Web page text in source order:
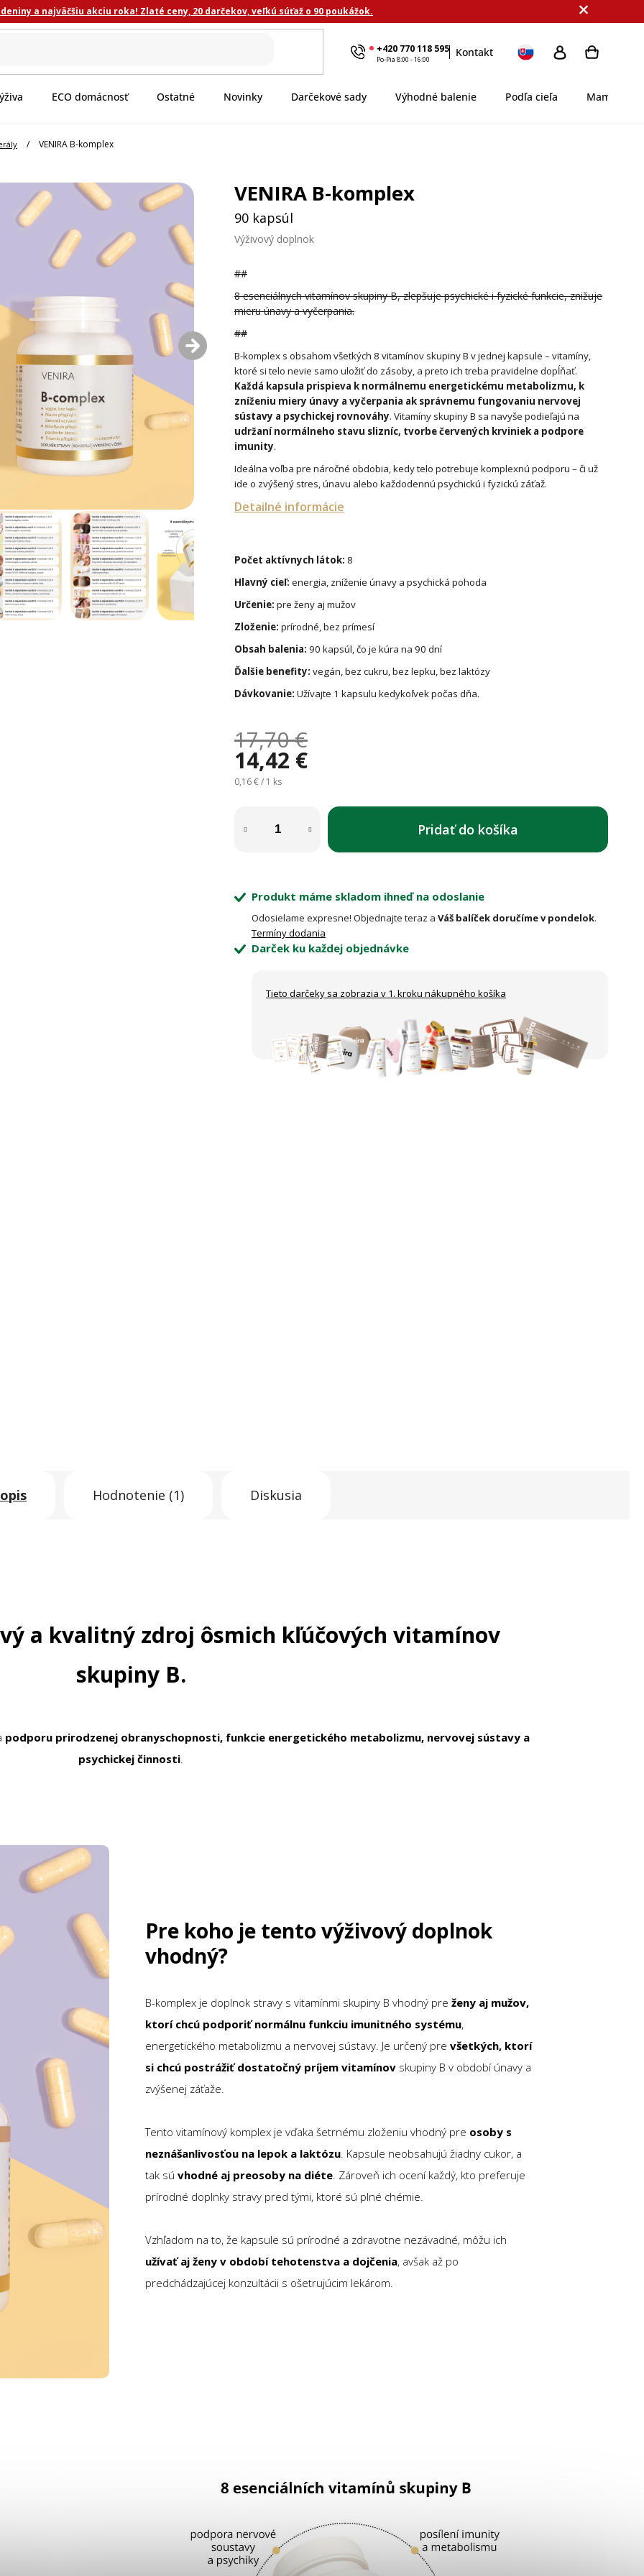
a najväčšiu akciu roka! Zlaté ceny, 20 darčekov, veľkú súťaž o 90 poukážok.
+420 770 118 595
Po-Pia 8:00 - 16:00
Kontakt
ECO domácnosť Ostatné Novinky Darčekové sady Výhodné balenie Podľa cieľa
/ VENIRA B-komplex
VENIRA B-komplex
90 kapsúl
Výživový doplnok
##
8 esenciálnych vitamínov skupiny B, zlepšuje psychické i fyzické funkcie, znižuje
mieru únavy a vyčerpania.
##
B-komplex s obsahom všetkých 8 vitamínov skupiny B v jednej kapsule – vitamíny,
ktoré si telo nevie samo uložiť do zásoby, a preto ich treba pravidelne dopĺňať.
Každá kapsula prispieva k normálnemu energetickému metabolizmu, k
zníženiu miery únavy a vyčerpania ak správnemu fungovaniu nervovej
sústavy a psychickej rovnováhy. Vitamíny skupiny B sa navyše podieľajú na
udržaní normálneho stavu slizníc, tvorbe červených krviniek a podpore
imunity.
Ideálna voľba pre náročné obdobia, kedy telo potrebuje komplexnú podporu – či už
ide o zvýšený stres, únavu alebo každodennú psychickú i fyzickú záťaž.
Detailné informácie
Počet aktívnych látok: 8
Hlavný cieľ: energia, zníženie únavy a psychická pohoda
Určenie: pre ženy aj mužov
Zloženie: prírodné, bez prímesí
Obsah balenia: 90 kapsúl, čo je kúra na 90 dní
Ďalšie benefity: vegán, bez cukru, bez lepku, bez laktózy
Dávkovanie: Užívajte 1 kapsulu kedykoľvek počas dňa.
17,70 €
14,42 €
Jednotková cena:
0,16 € / 1 ks
Pridať do košíka
Produkt máme skladom ihneď na odoslanie
Odosielame expresne! Objednajte teraz a Váš balíček doručíme v pondelok.
Termíny dodania
Darček ku každej objednávke
Tieto darčeky sa zobrazia v 1. kroku nákupného košíka
Hodnotenie (1) Diskusia
a kvalitný zdroj ôsmich kľúčových vitamínov
skupiny B.
podporu prirodzenej obranyschopnosti, funkcie energetického metabolizmu, nervovej sústavy a
psychickej činnosti
Pre koho je tento výživový doplnok
vhodný?
B-komplex je doplnok stravy s vitamínmi skupiny B vhodný pre ženy aj mužov,
ktorí chcú podporiť normálnu funkciu imunitného systému,
energetického metabolizmu a nervovej sústavy. Je určený pre všetkých, ktorí
si chcú postrážiť dostatočný príjem vitamínov skupiny B v období únavy a
zvýšenej záťaže.
Tento vitamínový komplex je vďaka šetrnému zloženiu vhodný pre osoby s
neznášanlivosťou na lepok a laktózu. Kapsule neobsahujú žiadny cukor, a
tak sú vhodné aj preosoby na diéte. Zároveň ich ocení každý, kto preferuje
prírodné doplnky stravy pred tými, ktoré sú plné chémie.
Vzhľadom na to, že kapsule sú prírodné a zdravotne nezávadné, môžu ich
užívať aj ženy v období tehotenstva a dojčenia, avšak až po
predchádzajúcej konzultácii s ošetrujúcim lekárom.